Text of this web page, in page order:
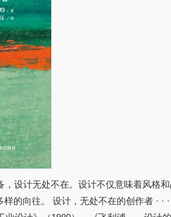
，设计无处不在。设计不仅意味着风格和
的向往。 设计，无处不在的创作者 · · ·